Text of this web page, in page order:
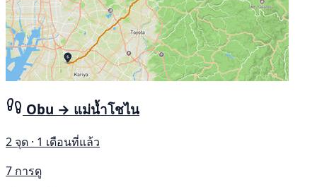
Obu → แม่น้ำโชไน
2 จุด · 1 เดือนที่แล้ว
7 การดู